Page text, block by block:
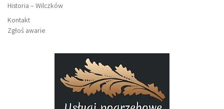
Historia – Wilczków
Kontakt
Zgłoś awarie